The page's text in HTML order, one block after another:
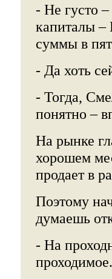
- Не густо
капиталы
суммы в
- Да хоть
- Тогда,
понятно –
На рынке
хорошем
продает в
Поэтому
думаешь
- На
проходимое.